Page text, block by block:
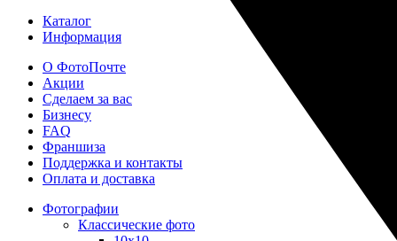
Каталог
Информация
О ФотоПочте
Акции
Сделаем за вас
Бизнесу
FAQ
Франшиза
Поддержка и контакты
Оплата и доставка
Фотографии
Классические фото